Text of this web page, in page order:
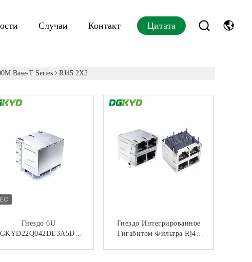
Случаи Контакт Цитата
Base-T Series RJ45 2X2
Гнездо 6U
Гнездо Интегрированное
Гигабитом Фильтра Rj45